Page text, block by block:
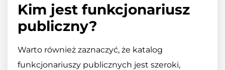
Kim jest funkcjonariusz
publiczny?
Warto również zaznaczyć, że katalog
funkcjonariuszy publicznych jest szeroki,